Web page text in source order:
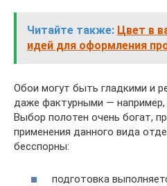
Читайте также: Цвет в
идей для оформления
Обои могут быть гладкими и
даже фактурными — например,
Выбор полотен очень богат,
применения данного вида
бесспорны:
подготовка